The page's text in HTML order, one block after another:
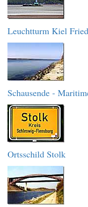
Leuchtturm Kiel
Schausende -
Ortsschild Stolk